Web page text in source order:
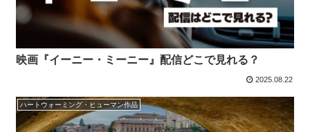
映画『イーニー・ミーニー』配信どこで見れる？
2025.08.22
ハートウォーミング・ヒューマン作品